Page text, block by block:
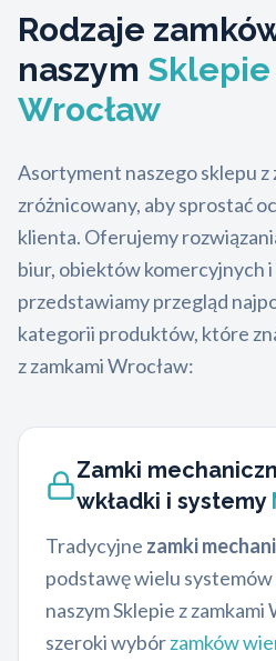
Rodzaje
naszym Sklepie
Wrocław
Asortyment naszego sklepu z
zróżnicowany, aby sprostać
klienta. Oferujemy
biur, obiektów komercyjnych
przedstawiamy przegląd
kategorii produktów, które
z zamkami Wrocław:
Zamki
wkładki i systemy
Tradycyjne zamki
podstawę wielu
naszym Sklepie z
szeroki wybórzamków